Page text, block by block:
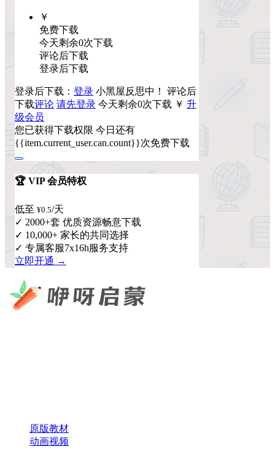
￥
免费下载
今天剩余0次下载
评论后下载
登录后下载
登录后下载： 登录 小黑屋反思中！ 评论后
下载评论 请先登录 今天剩余0次下载 ￥ 升
级会员
您已获得下载权限 今日还有
{{item.current_user.can.count}}次免费下载
🏆 VIP 会员特权
低至 ¥0.5/天
✓ 2000+套 优质资源畅意下载
✓ 10,000+ 家长的共同选择
✓ 专属客服7x16h服务支持
立即开通 →
原版教材
动画视频